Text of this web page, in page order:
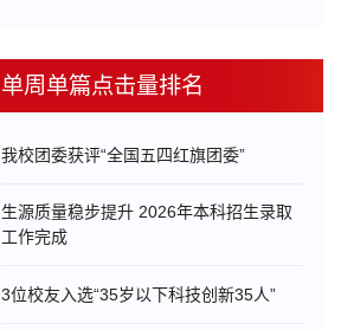
单周单篇点击量排名
我校团委获评“全国五四红旗团委”
生源质量稳步提升 2026年本科招生录取
工作完成
3位校友入选“35岁以下科技创新35人”